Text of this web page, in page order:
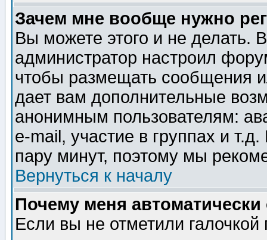
Зачем мне вообще нужно
Вы можете этого и не делать.
администратор настроил
чтобы размещать сообщения
дает вам дополнительные
анонимным пользователям:
e-mail, участие в группах и
пару минут, поэтому мы
Вернуться к началу
Почему меня автоматически
Если вы не отметили галочкой